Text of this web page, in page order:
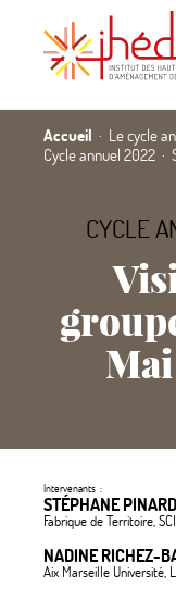
Accueil Le cycle
Cycle annuel 2022
CYCLE
Mai
Intervenants :
STÉPHANE PINARD
Fabrique de Territoire,
NADINE RICHEZ-
Aix Marseille Université,